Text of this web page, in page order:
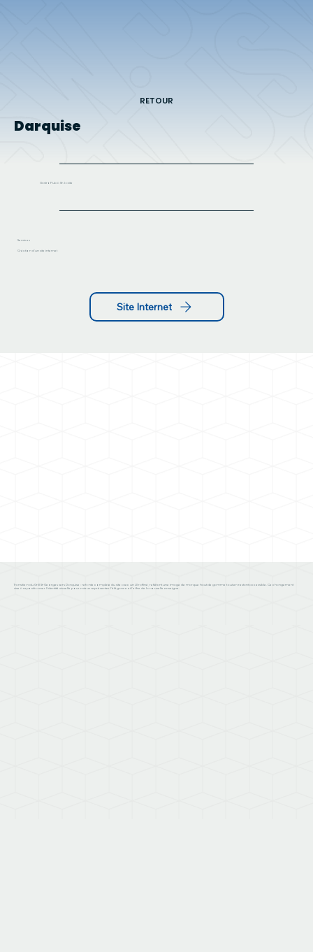
Darquise
RETOUR
GastroPub à St-Jovite
Services
Création d'un site internet
Site Internet
Transition du Grill St-Georges vers Darquise : refonte complète du site avec un UI raffiné, reflétant une image de marque haut de gamme tout en restant accessible. Ce changement
vise à repositionner l’identité visuelle pour mieux représenter l’élégance et l’offre de la nouvelle enseigne.